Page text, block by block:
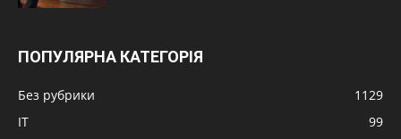
ПОПУЛЯРНА КАТЕГОРІЯ
Без рубрики
1129
IT
99